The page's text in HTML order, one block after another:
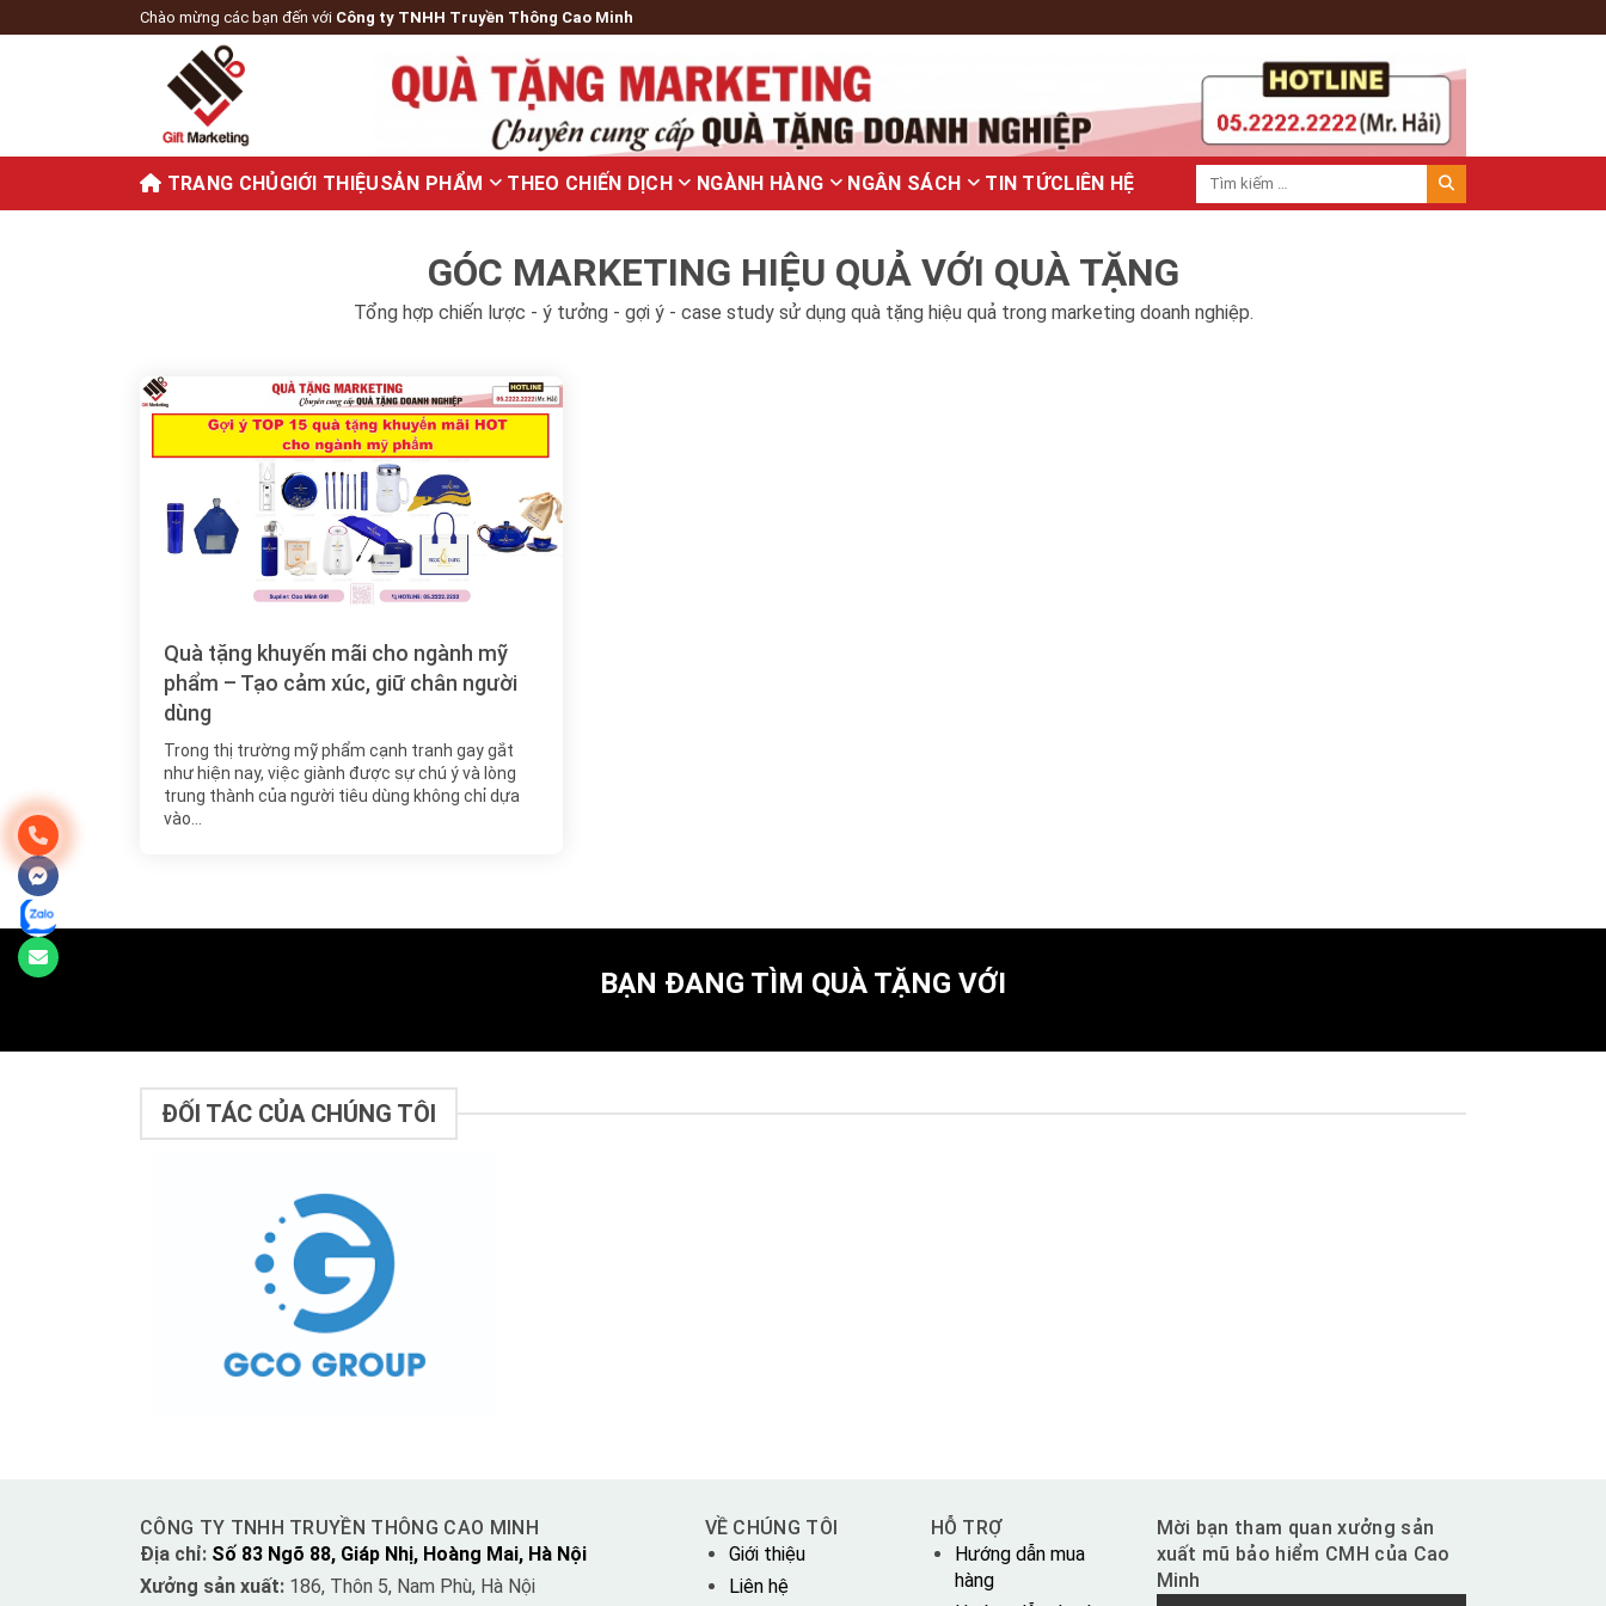
Chào mừng các bạn đến với Công ty TNHH Truyền Thông Cao Minh
TRANG CHỦGIỚI THIỆUSẢN PHẨM THEO CHIẾN DỊCH NGÀNH HÀNG NGÂN SÁCH TIN TỨCLIÊN HỆ
GÓC MARKETING HIỆU QUẢ VỚI QUÀ TẶNG
Tổng hợp chiến lược - ý tưởng - gợi ý - case study sử dụng quà tặng hiệu quả trong marketing doanh nghiệp.
Quà tặng khuyến mãi cho ngành mỹ
phẩm – Tạo cảm xúc, giữ chân người
dùng
Trong thị trường mỹ phẩm cạnh tranh gay gắt
như hiện nay, việc giành được sự chú ý và lòng
trung thành của người tiêu dùng không chỉ dựa
vào…
BẠN ĐANG TÌM QUÀ TẶNG VỚI
ĐỐI TÁC CỦA CHÚNG TÔI
CÔNG TY TNHH TRUYỀN THÔNG CAO MINH
Địa chỉ: Số 83 Ngõ 88, Giáp Nhị, Hoàng Mai, Hà Nội
Xưởng sản xuất: 186, Thôn 5, Nam Phù, Hà Nội
VỀ CHÚNG TÔI
Giới thiệu
Liên hệ
HỖ TRỢ
Hướng dẫn mua
hàng
Mời bạn tham quan xưởng sản
xuất mũ bảo hiểm CMH của Cao
Minh